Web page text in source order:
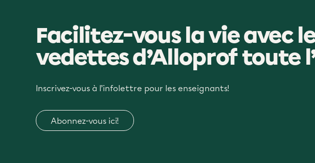
Facilitez-vous la vie avec
vedettes d’Alloprof toute
Inscrivez-vous à l’infolettre pour les enseignants!
Abonnez-vous ici!